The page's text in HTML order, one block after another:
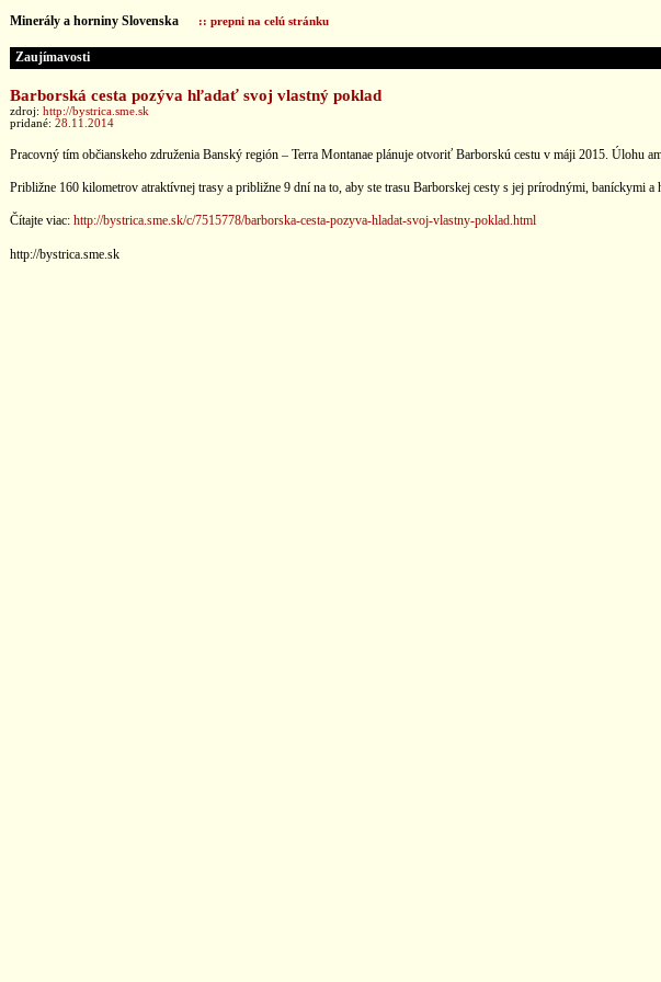
Minerály a horniny Slovenska :: prepni na celú stránku
Zaujímavosti
Barborská cesta pozýva hľadať svoj vlastný poklad
zdroj: http://bystrica.sme.sk
pridané: 28.11.2014
Pracovný tím občianskeho združenia Banský región – Terra Montanae plánuje otvoriť Barborskú cestu v máji 2015. Úlohu
Približne 160 kilometrov atraktívnej trasy a približne 9 dní na to, aby ste trasu Barborskej cesty s jej prírodnými,
Čítajte viac: http://bystrica.sme.sk/c/7515778/barborska-cesta-pozyva-hladat-svoj-vlastny-poklad.html
http://bystrica.sme.sk